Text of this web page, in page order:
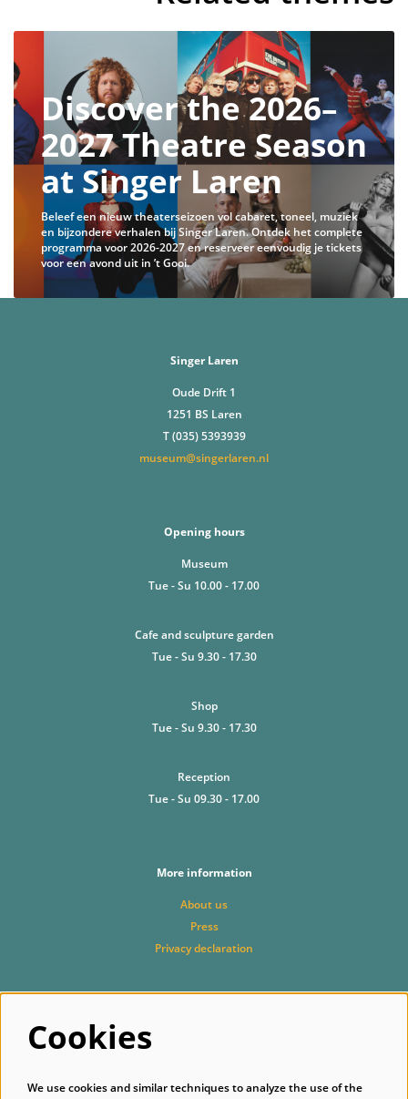
Discover the 2026–
2027 Theatre Season
at Singer Laren
Beleef een nieuw theaterseizoen vol cabaret, toneel, muziek
en bijzondere verhalen bij Singer Laren. Ontdek het complete
programma voor 2026-2027 en reserveer eenvoudig je tickets
voor een avond uit in ’t Gooi.
Singer Laren
Oude Drift 1
1251 BS Laren
T (035) 5393939
museum@singerlaren.nl
Opening hours
Museum
Tue - Su 10.00 - 17.00
Cafe and sculpture garden
Tue - Su 9.30 - 17.30
Shop
Tue - Su 9.30 - 17.30
Reception
Tue - Su 09.30 - 17.00
More information
About us
Press
Privacy declaration
Cookies
We use cookies and similar techniques to analyze the use of the